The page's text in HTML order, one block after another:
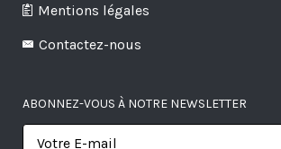
Mentions légales
Contactez-nous
ABONNEZ-VOUS À NOTRE NEWSLETTER